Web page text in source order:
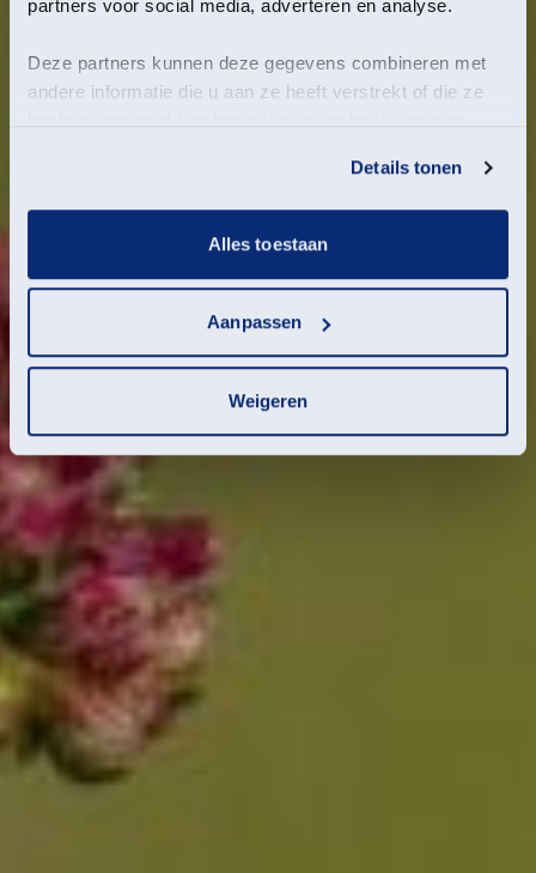
partners voor social media, adverteren en analyse.
Deze partners kunnen deze gegevens combineren met
andere informatie die u aan ze heeft verstrekt of die ze
Details tonen
Alles toestaan
Aanpassen
Weigeren